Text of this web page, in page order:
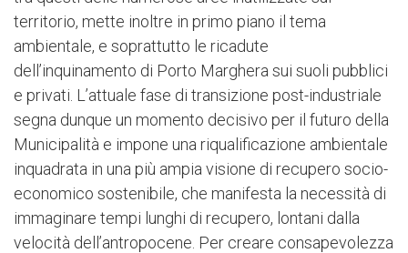
territorio, mette inoltre in primo piano il tema
ambientale, e soprattutto le ricadute
dell’inquinamento di Porto Marghera sui suoli pubblici
e privati. L’attuale fase di transizione post-industriale
segna dunque un momento decisivo per il futuro della
Municipalità e impone una riqualificazione ambientale
inquadrata in una più ampia visione di recupero socio-
economico sostenibile, che manifesta la necessità di
immaginare tempi lunghi di recupero, lontani dalla
velocità dell’antropocene. Per creare consapevolezza